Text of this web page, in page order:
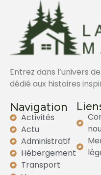
Entrez dans l’univers
dédié aux histoires
Navigation
Activités
Actu
Administratif
Hébergement
Transport